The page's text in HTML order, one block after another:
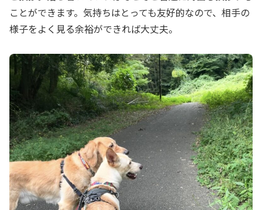
ことができます。気持ちはとっても友好的なので、相手の
様子をよく見る余裕ができれば大丈夫。